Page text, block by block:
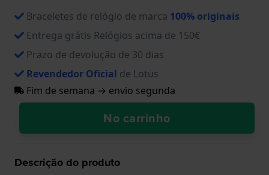
Braceletes de relógio de marca 100% originais
Entrega grátis Relógios acima de 150€
Prazo de devolução de 30 dias
Revendedor Oficial de Lotus
Fim de semana → envio segunda
No carrinho
Descrição do produto